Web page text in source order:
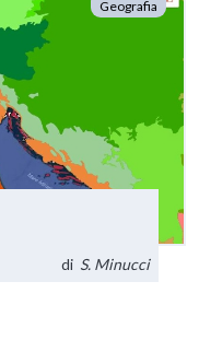
Geografia
di S. Minucci